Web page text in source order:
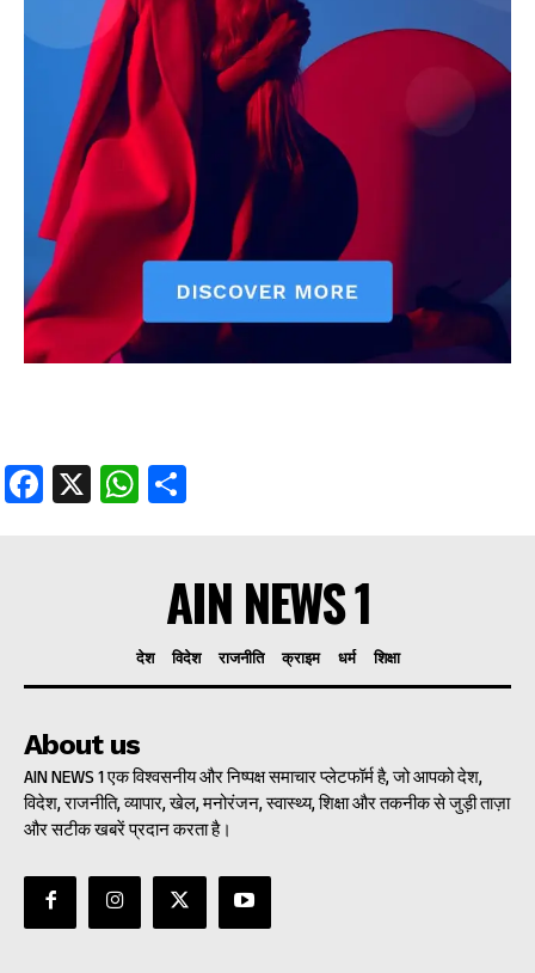
Privacy Policy
Terms of Use Agreement
Facebook
X WhatsApp
Share
Facebook
X WhatsApp
AIN NEWS 1
देश विदेश राजनीति क्राइम धर्म शिक्षा
About us
AIN NEWS 1 एक विश्वसनीय और निष्पक्ष समाचार प्लेटफॉर्म है, जो आपको देश,
विदेश, राजनीति, व्यापार, खेल, मनोरंजन, स्वास्थ्य, शिक्षा और तकनीक से जुड़ी ताज़ा
और सटीक खबरें प्रदान करता है।